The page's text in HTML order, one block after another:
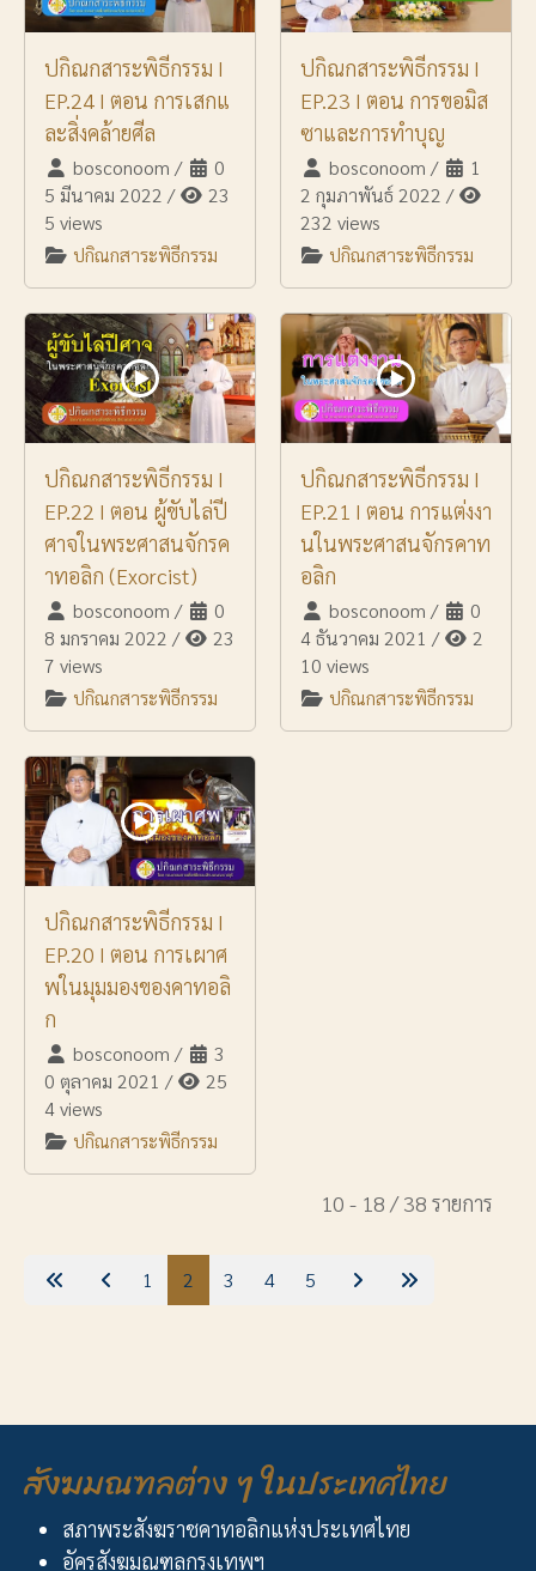
ปกิณกสาระพิธีกรรม I
EP.24 I ตอน การเสกแ
ละสิ่งคล้ายศีล
bosconoom /
0
5 มีนาคม 2022 /
23
5 views
ปกิณกสาระพิธีกรรม
ปกิณกสาระพิธีกรรม I
EP.23 I ตอน การขอมิส
ซาและการทำบุญ
bosconoom /
1
2 กุมภาพันธ์ 2022 /
232 views
ปกิณกสาระพิธีกรรม
ปกิณกสาระพิธีกรรม I
EP.22 I ตอน ผู้ขับไล่ปี
ศาจในพระศาสนจักรค
าทอลิก (Exorcist)
bosconoom /
0
8 มกราคม 2022 /
23
7 views
ปกิณกสาระพิธีกรรม
ปกิณกสาระพิธีกรรม I
EP.21 I ตอน การแต่งงา
นในพระศาสนจักรคาท
อลิก
bosconoom /
0
4 ธันวาคม 2021 /
2
10 views
ปกิณกสาระพิธีกรรม
ปกิณกสาระพิธีกรรม I
EP.20 I ตอน การเผาศ
พในมุมมองของคาทอลิ
ก
bosconoom /
3
0 ตุลาคม 2021 /
25
4 views
ปกิณกสาระพิธีกรรม
10 - 18 / 38 รายการ
1 2 3 4 5
สังฆมณฑลต่าง ๆ ในประเทศไทย
สภาพระสังฆราชคาทอลิกแห่งประเทศไทย
อัครสังฆมณฑลกรุงเทพฯ